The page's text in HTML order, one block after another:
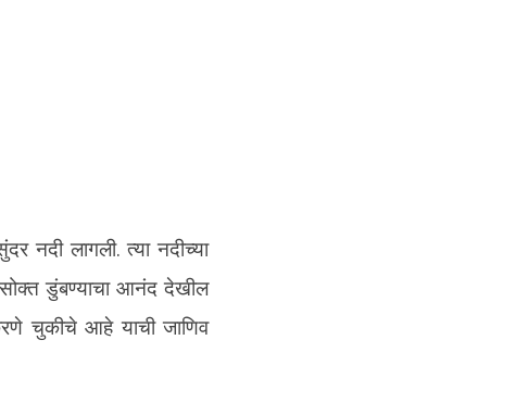
नदी लागली. त्या नदीच्या
डुंबण्याचा आनंद देखील
चुकीचे आहे याची जाणिव